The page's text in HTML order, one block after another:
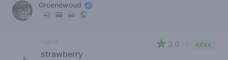
Groenewoud
hybrid
strawberry
3.6 €€€€